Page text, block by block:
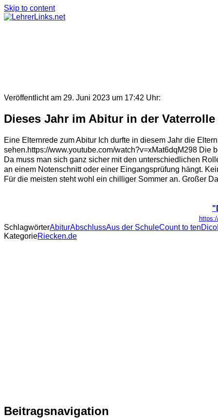
Skip to content
Veröffentlicht am 29. Juni 2023 um 17:42 Uhr:
Dieses Jahr im Abitur in der
Eine Elternrede zum Abitur Ich durfte in diesem Jahr die
sehen.https://www.youtube.com/watch?v=xMat6dqM298
Da muss man sich ganz sicher mit den unterschiedlichen
an einem Notenschnitt oder einer Eingangsprüfung hängt.
Für die meisten steht wohl ein chilliger Sommer an. Großer
SchlagwörterAbiturAbschlussAus der SchuleCount to tenDico
KategorieRiecken.de
Beitragsnavigation